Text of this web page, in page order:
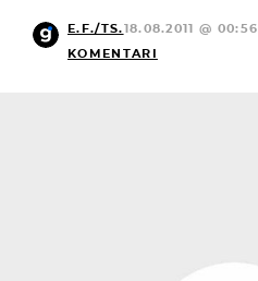
E.F./TS.18.08.2011 @ 00:56
KOMENTARI